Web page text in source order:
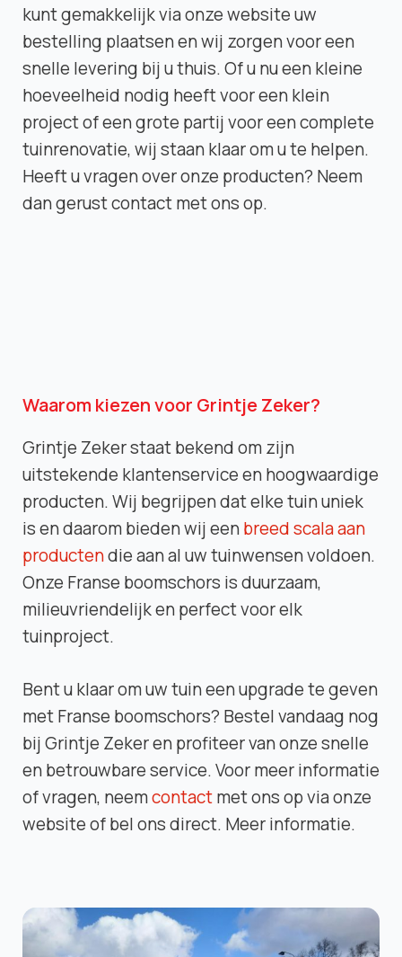
kunt gemakkelijk via onze website uw
bestelling plaatsen en wij zorgen voor een
snelle levering bij u thuis. Of u nu een kleine
hoeveelheid nodig heeft voor een klein
project of een grote partij voor een complete
tuinrenovatie, wij staan klaar om u te helpen.
Heeft u vragen over onze producten? Neem
dan gerust contact met ons op.
Waarom kiezen voor Grintje Zeker?
Grintje Zeker staat bekend om zijn
uitstekende klantenservice en hoogwaardige
producten. Wij begrijpen dat elke tuin uniek
is en daarom bieden wij eenbreed scala aan
productendie aan al uw tuinwensen voldoen.
Onze Franse boomschors is duurzaam,
milieuvriendelijk en perfect voor elk
tuinproject.
Bent u klaar om uw tuin een upgrade te geven
met Franse boomschors? Bestel vandaag nog
bij Grintje Zeker en profiteer van onze snelle
en betrouwbare service. Voor meer informatie
of vragen, neemcontactmet ons op via onze
website of bel ons direct. Meer informatie.